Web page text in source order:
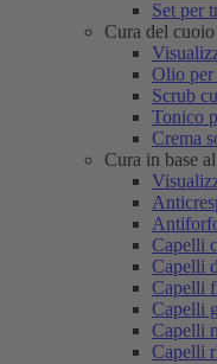
Set per
Cura del
Olio
Scrub
Tonico
Crema
Cura in base
Capelli
Capelli
Capelli
Capelli
Capelli
Capelli